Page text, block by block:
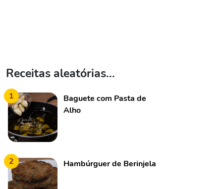
Receitas aleatórias...
1
Baguete com Pasta de
Alho
2 Hambúrguer de Berinjela